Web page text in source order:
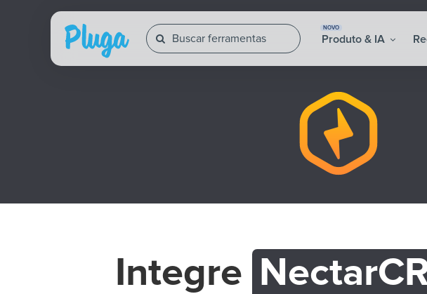
NOVO
Produto & IA
Integre